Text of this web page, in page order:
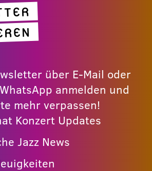
über E-Mail oder
anmelden und
mehr verpassen!
Konzert Updates
Jazz News